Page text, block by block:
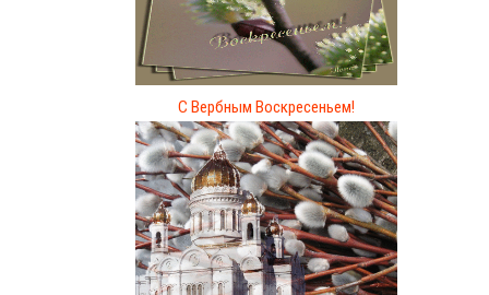
С Вербным Воскресеньем!